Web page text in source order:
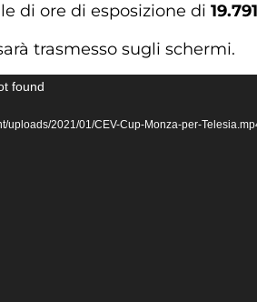
di ore di esposizione di
trasmesso sugli schermi.
found
uploads/2021/01/CEV-Cup-Monza-per-